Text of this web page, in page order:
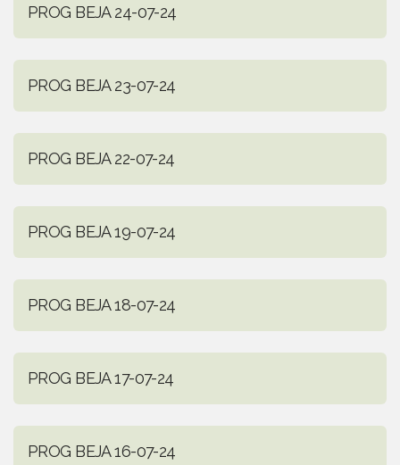
PROG BEJA 24-07-24
PROG BEJA 23-07-24
PROG BEJA 22-07-24
PROG BEJA 19-07-24
PROG BEJA 18-07-24
PROG BEJA 17-07-24
PROG BEJA 16-07-24